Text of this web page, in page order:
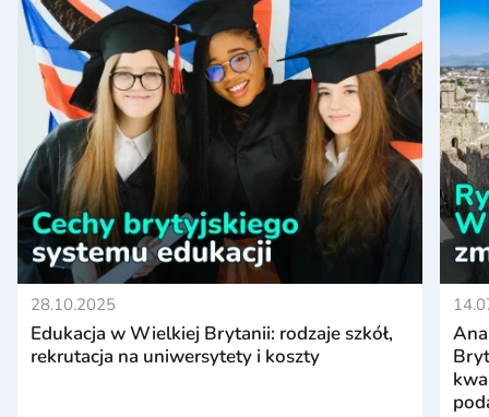
28.10.2025
Edukacja w Wielkiej Brytanii: rodzaje szkół,
rekrutacja na uniwersytety i koszty